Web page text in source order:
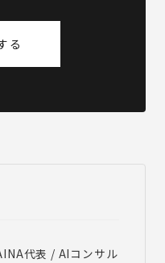
る
代表 / AIコンサル